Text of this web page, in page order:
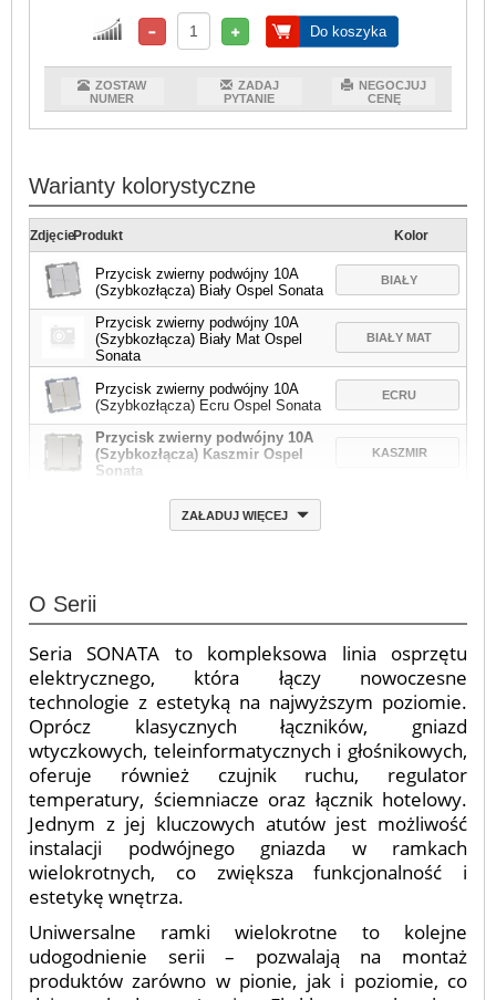
Do koszyka
ZOSTAW
NUMER
ZADAJ
PYTANIE
NEGOCJUJ
CENĘ
Warianty kolorystyczne
ZdjęcieProdukt Kolor
Przycisk zwierny podwójny 10A
(Szybkozłącza) Biały Ospel Sonata
BIAŁY
Przycisk zwierny podwójny 10A
(Szybkozłącza) Biały Mat Ospel
Sonata
BIAŁY MAT
Przycisk zwierny podwójny 10A
(Szybkozłącza) Ecru Ospel Sonata
ECRU
Przycisk zwierny podwójny 10A
(Szybkozłącza) Kaszmir Ospel
Sonata
KASZMIR
ZAŁADUJ WIĘCEJ
O Serii
Seria SONATA to kompleksowa linia osprzętu
elektrycznego, która łączy nowoczesne
technologie z estetyką na najwyższym poziomie.
Oprócz klasycznych łączników, gniazd
wtyczkowych, teleinformatycznych i głośnikowych,
oferuje również czujnik ruchu, regulator
temperatury, ściemniacze oraz łącznik hotelowy.
Jednym z jej kluczowych atutów jest możliwość
instalacji podwójnego gniazda w ramkach
wielokrotnych, co zwiększa funkcjonalność i
estetykę wnętrza.
Uniwersalne ramki wielokrotne to kolejne
udogodnienie serii – pozwalają na montaż
produktów zarówno w pionie, jak i poziomie, co